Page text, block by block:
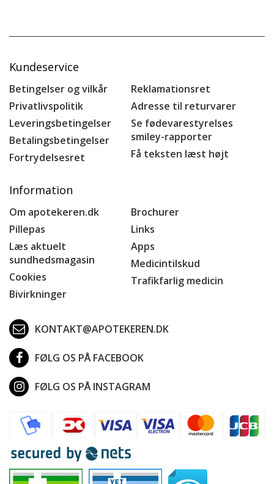
Kundeservice
Betingelser og vilkår
Privatlivspolitik
Leveringsbetingelser
Betalingsbetingelser
Fortrydelsesret
Reklamationsret
Adresse til returvarer
Se fødevarestyrelses
smiley-rapporter
Få teksten læst højt
Information
Om apotekeren.dk
Pillepas
Læs aktuelt
sundhedsmagasin
Cookies
Bivirkninger
Brochurer
Links
Apps
Medicintilskud
Trafikfarlig medicin
KONTAKT@APOTEKEREN.DK
FØLG OS PÅ FACEBOOK
FØLG OS PÅ INSTAGRAM